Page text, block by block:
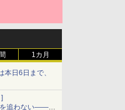
1カ月
本日6日まで、
を追わない――単